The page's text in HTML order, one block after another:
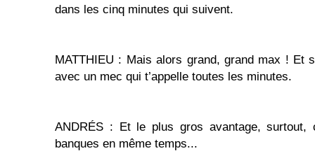
dans les cinq minutes qui suivent.
MATTHIEU : Mais alors grand, grand max ! Et
avec un mec qui t’appelle toutes les minutes.
ANDRÉS : Et le plus gros avantage, surtout,
banques en même temps...